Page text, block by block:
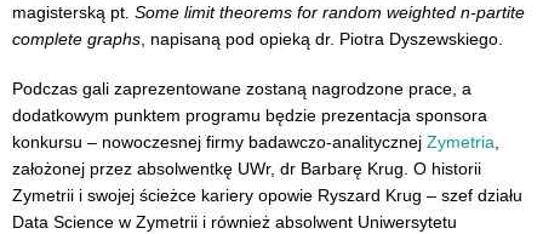
magisterską pt. Some limit theorems for random weighted n-partite
complete graphs , napisaną pod opieką dr. Piotra Dyszewskiego.
Podczas gali zaprezentowane zostaną nagrodzone prace, a
dodatkowym punktem programu będzie prezentacja sponsora
konkursu – nowoczesnej firmy badawczo-analitycznej Zymetria,
założonej przez absolwentkę UWr, dr Barbarę Krug. O historii
Zymetrii i swojej ścieżce kariery opowie Ryszard Krug – szef działu
Data Science w Zymetrii i również absolwent Uniwersytetu